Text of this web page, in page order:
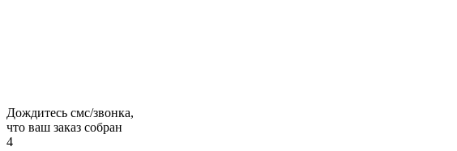
Дождитесь смс/звонка,
что ваш заказ собран
4